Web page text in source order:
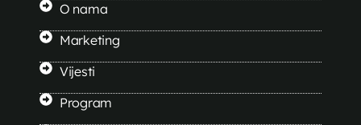
O nama
Marketing
Vijesti
Program